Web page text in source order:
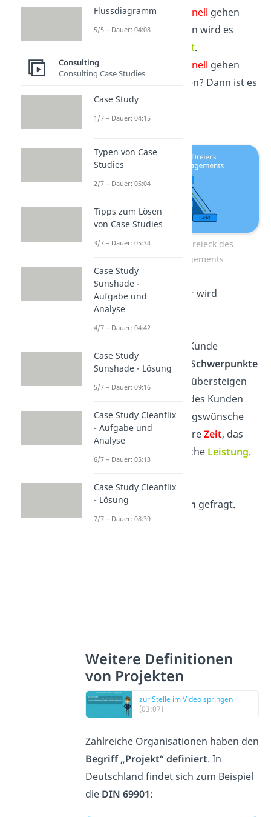
Das Projekt soll
schnell gehen
undbilligsein? Dann wird es
nicht gut.
schnell gehen
werden? Dann ist es
vermutlich
Das magische Dreieck des
Projektmanagements
Als umfassender Faktor wird
manchmal noch die
Kundenzufriedenheit
hinzugenommen. Der Kunde
bestimmt am Ende die
Schwerpunkte
im Dreieck
. Manchmal übersteigen
überhöhte Ansprüche des Kunden
oder ständige Änderungswünsche
aber auch die verfügbareZeit, das
oder die mögliche Leistung.
wertschätzende
Kundenkommunikation gefragt.
Weitere Definitionen
von Projekten
zur Stelle im Video springen
(03:07)
Zahlreiche Organisationen haben den
Begriff „Projekt“ definiert. In
Deutschland findet sich zum Beispiel
die DIN 69901:
Flussdiagramm
5/5 – Dauer: 04:08
Consulting
Consulting Case Studies
Case Study
1/7 – Dauer: 04:15
Typen von Case
Studies
2/7 – Dauer: 05:04
Tipps zum Lösen
von Case Studies
3/7 – Dauer: 05:34
Case Study
Sunshade -
Aufgabe und
Analyse
4/7 – Dauer: 04:42
Case Study
Sunshade - Lösung
5/7 – Dauer: 09:16
Case Study Cleanflix
- Aufgabe und
Analyse
6/7 – Dauer: 05:13
Case Study Cleanflix
- Lösung
7/7 – Dauer: 08:39